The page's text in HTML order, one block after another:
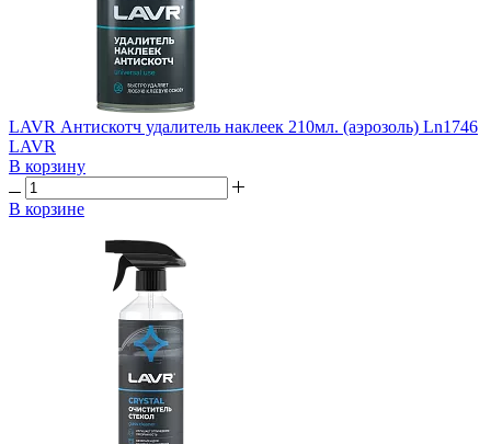
LAVR Антискотч удалитель наклеек 210мл. (аэрозоль) Ln1746
LAVR
В корзину
В корзине